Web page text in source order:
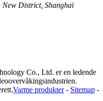
District, Shanghai
Co., Ltd. er en ledende
Varme produkter- Sitemap -